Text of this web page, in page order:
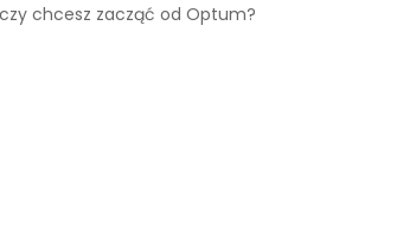
chcesz zacząć od Optum?